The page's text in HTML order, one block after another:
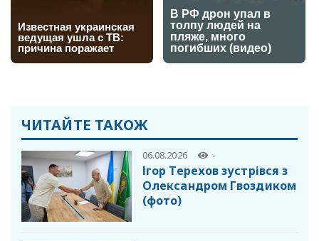
ЧИТАЙТЕ ТАКОЖ
06.08.2026 -
Ігор Терехов зустрівся з
Олександром Гвоздиком
(фото)